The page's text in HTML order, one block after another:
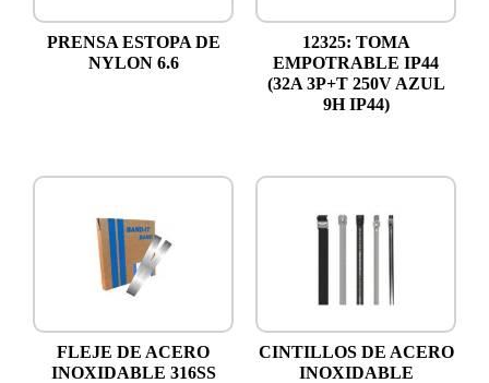
PRENSA ESTOPA DE
NYLON 6.6
12325: TOMA
EMPOTRABLE IP44
(32A 3P+T 250V AZUL
9H IP44)
FLEJE DE ACERO
INOXIDABLE 316SS
CINTILLOS DE ACERO
INOXIDABLE